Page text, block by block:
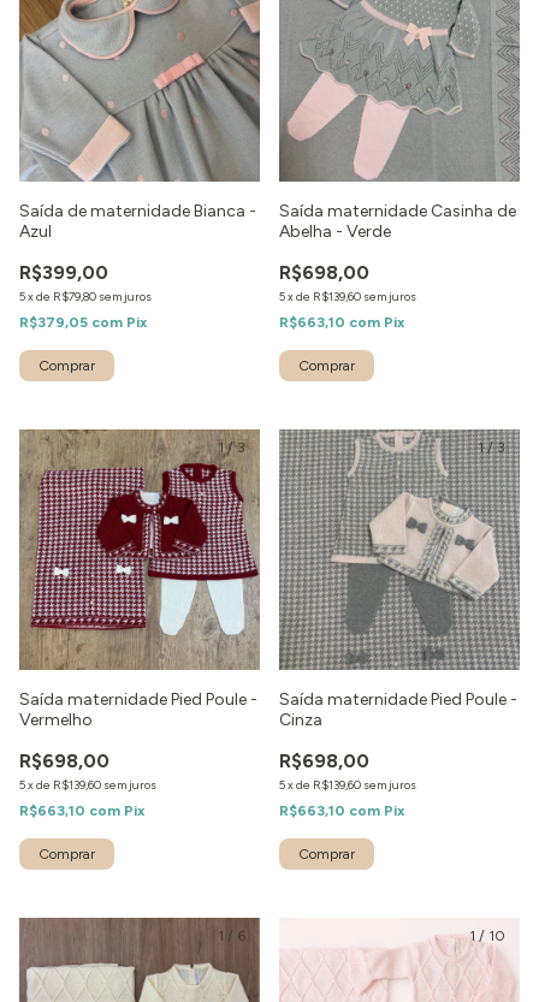
Saída de maternidade Bianca -
Azul
R$399,00
5xde R$79,80 sem juros
R$379,05 com Pix
Comprar
Saída maternidade Casinha de
Abelha - Verde
R$698,00
5xde R$139,60 sem juros
R$663,10 com Pix
Comprar
1/3
Saída maternidade Pied Poule -
Vermelho
R$698,00
5xde R$139,60 sem juros
R$663,10 com Pix
Comprar
1/3
Saída maternidade Pied Poule -
Cinza
R$698,00
5xde R$139,60 sem juros
R$663,10 com Pix
Comprar
1 / 6 1 / 10